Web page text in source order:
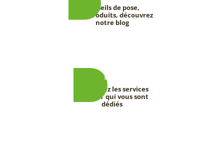
Conseils de pose,
tests produits, découvrez
notre blog
Découvrez les services
DEEVERT qui vous sont
dédiés